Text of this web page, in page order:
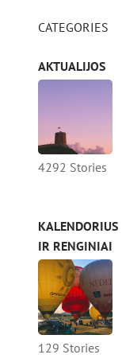
CATEGORIES
AKTUALIJOS
4292 Stories
KALENDORIUS
IR RENGINIAI
129 Stories